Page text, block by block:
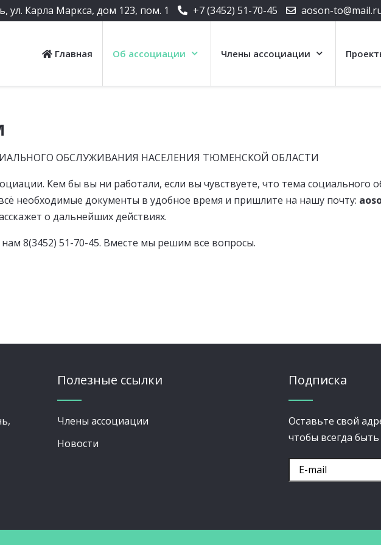
ул. Карла Маркса, дом 123, пом. 1 +7 (3452) 51-70-45 aoson-
Главная Об ассоциации Члены ассоциации
ОБСЛУЖИВАНИЯ НАСЕЛЕНИЯ ТЮМЕНСКОЙ ОБЛАСТИ
Кем бы вы ни работали, если вы чувствуете, что тема социального
необходимые документы в удобное время и пришлите на нашу почту:
о дальнейших действиях.
8(3452) 51-70-45. Вместе мы решим все вопросы.
Полезные ссылки
Члены ассоциации
Новости
Подписка
Оставьте свой
чтобы всегда